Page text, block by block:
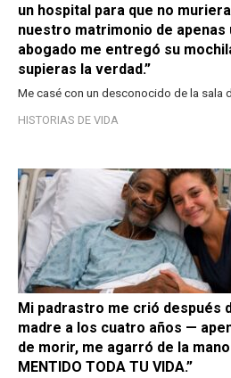
un hospital para que no
nuestro matrimonio de apenas
abogado me entregó su
supieras la verdad.”
Me casé con un desconocido de la sala
HISTORIAS DE VIDA
Mi padrastro me crió después
madre a los cuatro años —
de morir, me agarró de la
MENTIDO TODA TU VIDA.”